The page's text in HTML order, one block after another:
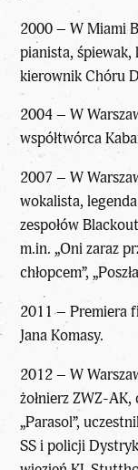
2000 – W Miami
pianista, śpiewak,
kierownik Chóru
2004 – W
współtwórca
2007 – W
wokalista,
zespołów
m.in. „Oni zaraz
chłopcem”,
2011 – Premiera
Jana Komasy.
2012 – W
żołnierz ZWZ-
„Parasol”,
SS i policji